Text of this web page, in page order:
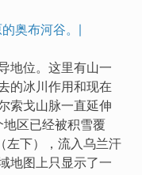
奥布河谷。|
地位。这里有山一
的冰川作用和现在
索戈山脉一直延伸
区已经被积雪覆
左下），流入乌兰汗
地图上只显示了一